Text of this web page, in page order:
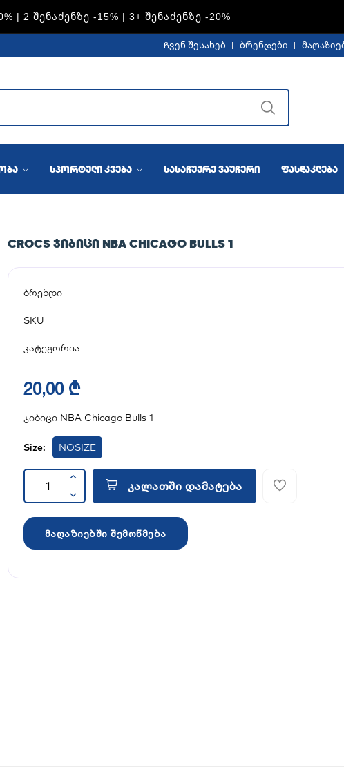
-15% | 2 ᲨᲔᲜᲐᲫᲔᲜᲖᲔ -20% | 3+ ᲨᲔᲜᲐᲫᲔᲜᲖᲔ -30%
ჩვენ შესახებ ბრენდები
სპორტული კვება სასაჩუქრე ვაუჩერი ფასდაკლება
CROCS ᲯᲘᲑᲘᲪᲘ NBA CHICAGO BULLS 1
ბრენდი
SKU
კატეგორია
20,00 ₾
ჯიბიცი NBA Chicago Bulls 1
Size: NOSIZE
კალათში დამატება
მაღაზიებში შემოწმება